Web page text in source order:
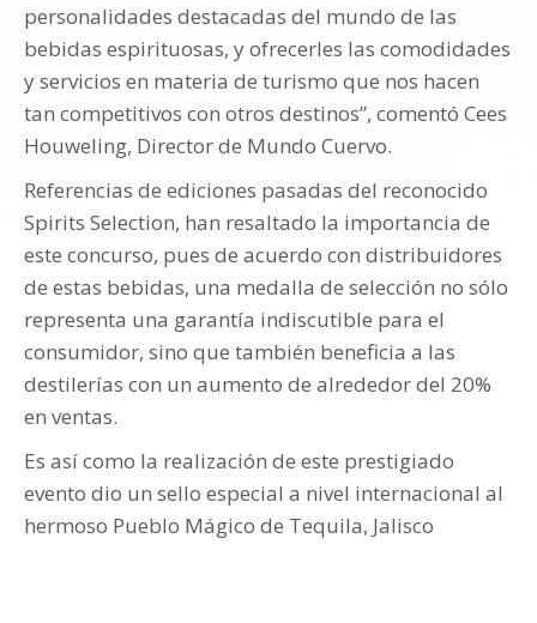
personalidades destacadas del mundo de las
bebidas espirituosas, y ofrecerles las comodidades
y servicios en materia de turismo que nos hacen
tan competitivos con otros destinos”, comentó Cees
Houweling, Director de Mundo Cuervo.
Referencias de ediciones pasadas del reconocido
Spirits Selection, han resaltado la importancia de
este concurso, pues de acuerdo con distribuidores
de estas bebidas, una medalla de selección no sólo
representa una garantía indiscutible para el
consumidor, sino que también beneficia a las
destilerías con un aumento de alrededor del 20%
en ventas.
Es así como la realización de este prestigiado
evento dio un sello especial a nivel internacional al
hermoso Pueblo Mágico de Tequila, Jalisco